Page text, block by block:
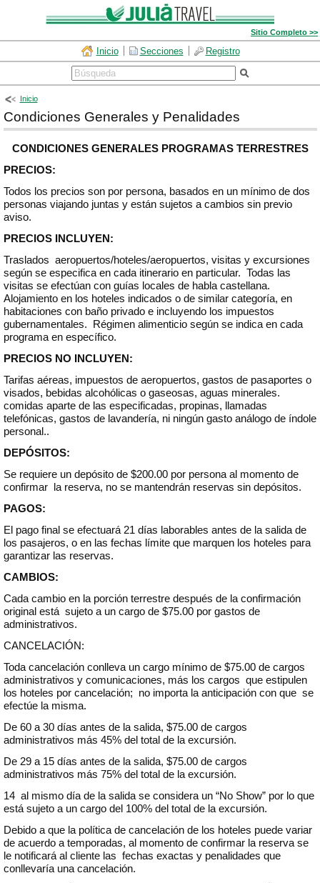
Sitio Completo >>
Inicio Secciones Registro
Inicio
Condiciones Generales y Penalidades
CONDICIONES GENERALES PROGRAMAS TERRESTRES
PRECIOS:
Todos los precios son por persona, basados en un mínimo de dos
personas viajando juntas y están sujetos a cambios sin previo
aviso.
PRECIOS INCLUYEN:
Traslados aeropuertos/hoteles/aeropuertos, visitas y excursiones
según se especifica en cada itinerario en particular. Todas las
visitas se efectúan con guías locales de habla castellana.
Alojamiento en los hoteles indicados o de similar categoría, en
habitaciones con baño privado e incluyendo los impuestos
gubernamentales. Régimen alimenticio según se indica en cada
programa en específico.
PRECIOS NO INCLUYEN:
Tarifas aéreas, impuestos de aeropuertos, gastos de pasaportes o
visados, bebidas alcohólicas o gaseosas, aguas minerales.
comidas aparte de las especificadas, propinas, llamadas
telefónicas, gastos de lavandería, ni ningún gasto análogo de índole
personal..
DEPÓSITOS:
Se requiere un depósito de $200.00 por persona al momento de
confirmar la reserva, no se mantendrán reservas sin depósitos.
PAGOS:
El pago final se efectuará 21 días laborables antes de la salida de
los pasajeros, o en las fechas límite que marquen los hoteles para
garantizar las reservas.
CAMBIOS:
Cada cambio en la porción terrestre después de la confirmación
original está sujeto a un cargo de $75.00 por gastos de
administrativos.
CANCELACIÓN:
Toda cancelación conlleva un cargo mínimo de $75.00 de cargos
administrativos y comunicaciones, más los cargos que estipulen
los hoteles por cancelación; no importa la anticipación con que se
efectúe la misma.
De 60 a 30 días antes de la salida, $75.00 de cargos
administrativos más 45% del total de la excursión.
De 29 a 15 días antes de la salida, $75.00 de cargos
administrativos más 75% del total de la excursión.
14 al mismo día de la salida se considera un “No Show” por lo que
está sujeto a un cargo del 100% del total de la excursión.
Debido a que la política de cancelación de los hoteles puede variar
de acuerdo a temporadas, al momento de confirmar la reserva se
le notificará al cliente las fechas exactas y penalidades que
conllevaría una cancelación.